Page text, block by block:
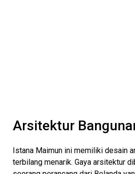
Arsitektur
Istana Maimun ini memiliki desain
terbilang menarik. Gaya arsitektur